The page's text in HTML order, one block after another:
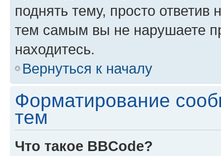
поднять тему, просто ответив
тем самым вы не нарушаете
находитесь.
Вернуться к началу
Форматирование
тем
Что такое BBCode?